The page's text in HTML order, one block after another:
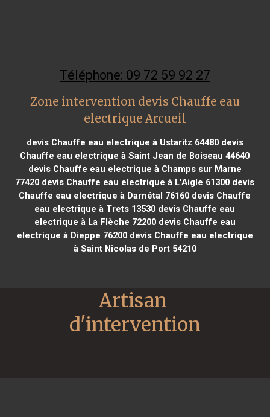
Téléphone: 09 72 59 92 27
Zone intervention devis Chauffe eau
electrique Arcueil
devis Chauffe eau electrique à Ustaritz 64480devis
Chauffe eau electrique à Saint Jean de Boiseau 44640
devis Chauffe eau electrique à Champs sur Marne
77420 devis Chauffe eau electrique à L'Aigle 61300 devis
Chauffe eau electrique à Darnétal 76160 devis Chauffe
eau electrique à Trets 13530 devis Chauffe eau
electrique à La Flèche 72200devis Chauffe eau
electrique à Dieppe 76200devis Chauffe eau electrique
à Saint Nicolas de Port 54210
Artisan
d'intervention